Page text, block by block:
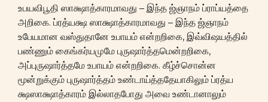
உபயவிபூதி ஸாக்ஷாத்காரமாவது – இந்த ஜ்ஞாநம் ப்ராப்யத்தை
அறிகை. ப்ரத்யக்ஷ ஸாக்ஷாத்காரமாவது – இந்த ஜ்ஞாநம்
உபேயமான வஸ்துதானே உபாயம் என்றறிகை, இவ்விஷயத்தில்
பண்ணும் கைங்கர்யமுமே புருஷார்த்தமென்றறிகை,
அப்புருஷார்த்தமே உபாயம் என்றறிகை. கீழ்ச்சொன்ன
மூன்றுக்கும் புருஷார்த்தம் உண்டாய்த்ததேயாகிலும் ப்ரத்ய
க்ஷஸாக்ஷாத்காரம் இல்லாதபோது அவை உண்டானாலும்